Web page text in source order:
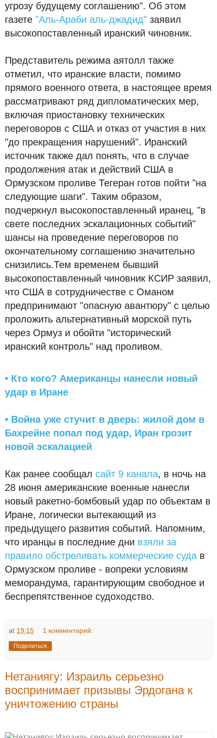
угрозу будущему соглашению". Об этом
газете "Аль-Араби аль-джадид" заявил
высокопоставленный иранский чиновник.
Представитель режима аятолл также
отметил, что иранские власти, помимо
прямого военного ответа, в настоящее время
рассматривают ряд дипломатических мер,
включая приостановку технических
переговоров с США и отказ от участия в них
"до прекращения нарушений". Иранский
источник также дал понять, что в случае
продолжения атак и действий США в
Ормузском проливе Тегеран готов пойти "на
следующие шаги". Таким образом,
подчеркнул высокопоставленный иранец, "в
свете последних эскалационных событий"
шансы на проведение переговоров по
окончательному соглашению значительно
снизились.Тем временем бывший
высокопоставленный чиновник КСИР заявил,
что США в сотрудничестве с Оманом
предпринимают "опасную авантюру" с целью
проложить альтернативный морской путь
через Ормуз и обойти "исторический
иранский контроль" над проливом.
• Кто кого? Американцы нанесли новый
удар в Иране
• Война уже стучит в дверь: жилой дом в
Бахрейне попал под удар, Иран грозит
новой эскалацией
Как ранее сообщал сайт 9 канала, в ночь на
28 июня американские военные нанесли
новый ракетно-бомбовый удар по объектам в
Иране, логически вытекающий из
предыдущего развития событий. Напомним,
что иранцы в последние дни взяли за
правило обстреливать коммерческие суда в
Ормузском проливе - вопреки условиям
меморандума, гарантирующим свободное и
беспрепятственное судоходство.
at 19:15 1 комментарий:
Поделиться
Нетаниягу: Израиль серьезно
воспринимает призывы Эрдогана к
уничтожению страны